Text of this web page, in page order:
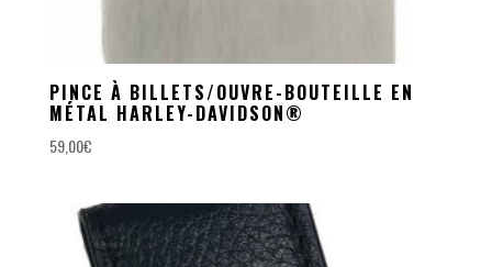
PINCE À BILLETS/OUVRE-BOUTEILLE EN
MÉTAL HARLEY-DAVIDSON®
59,00€